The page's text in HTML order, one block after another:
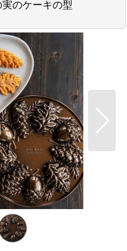
のケーキの型